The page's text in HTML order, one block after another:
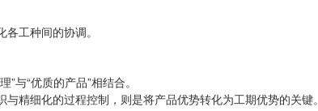
工种间的协调。
与“优质的产品”相结合。
精细化的过程控制，则是将产品优势转化为工期优势的关键。